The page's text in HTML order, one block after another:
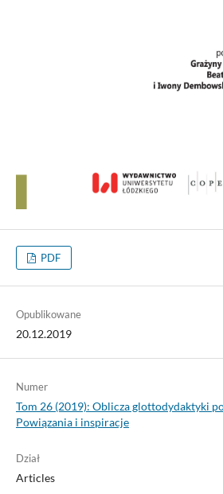
PDF
Opublikowane
20.12.2019
Numer
Tom 26 (2019): Oblicza glottodydaktyki
Powiązania i inspiracje
Dział
Articles